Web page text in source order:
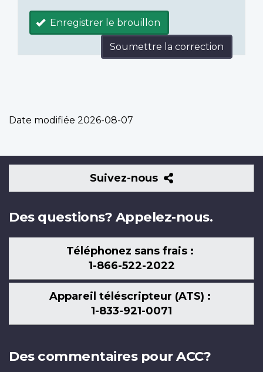
Enregistrer le brouillon
Soumettre la correction
Date modifiée 2026-08-07
Suivez-nous
Suivez-
nous
Des questions? Appelez-nous.
Téléphonez sans frais :
1-866-522-2022
Appareil téléscripteur (ATS) :
1-833-921-0071
Des commentaires pour ACC?